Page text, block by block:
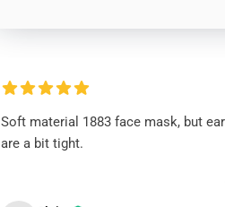
Soft material 1883 face mask, but
are a bit tight.